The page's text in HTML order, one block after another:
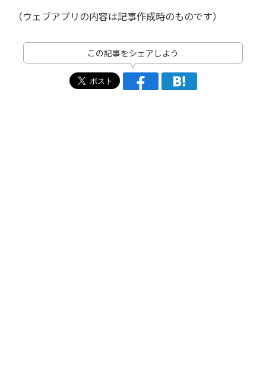
（ウェブアプリの内容は記事作成時のものです）
この記事をシェアしよう